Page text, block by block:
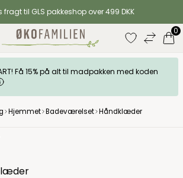
fragt til GLS pakkeshop over 499 DKK
0
Få 15% på alt til madpakken med koden
Hjemmet Badeværelset Håndklæder